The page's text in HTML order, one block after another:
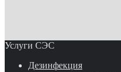
Услуги СЭС
Дезинфекция